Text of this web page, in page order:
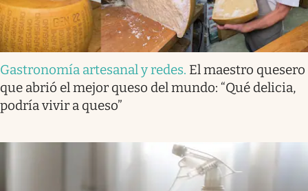
Gastronomía artesanal y redes. El maestro quesero
que abrió el mejor queso del mundo: “Qué delicia,
podría vivir a queso”